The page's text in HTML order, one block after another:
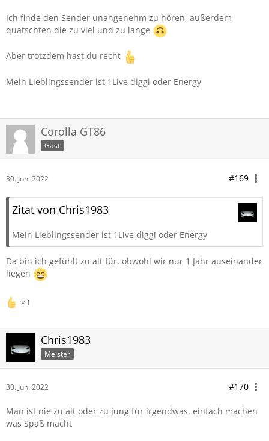
Ich finde den Sender unangenehm zu hören, außerdem
quatschten die zu viel und zu lange
Aber trotzdem hast du recht
Mein Lieblingssender ist 1Live diggi oder Energy
Corolla GT86
Gast
30. Juni 2022 #169
Zitat von Chris1983
Mein Lieblingssender ist 1Live diggi oder Energy
Da bin ich gefühlt zu alt für, obwohl wir nur 1 Jahr auseinander
liegen
1
Chris1983
Meister
30. Juni 2022 #170
Man ist nie zu alt oder zu jung für irgendwas, einfach machen
was Spaß macht